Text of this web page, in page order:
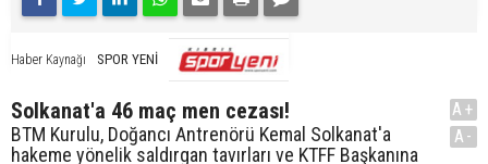
Haber Kaynağı SPOR YENİ
Solkanat'a 46 maç men cezası!
BTM Kurulu, Doğancı Antrenörü Kemal Solkanat'a
hakeme yönelik saldırgan tavırları ve KTFF Başkanına
A+
A-